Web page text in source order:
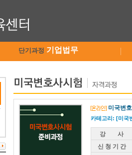
단기과정 기업법무
미국변
카테고리: [미국
강 사
신 청 기 간